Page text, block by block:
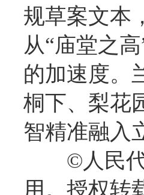
规草案文本
从“庙堂之
的加速度。
桐下、梨花
智精准融入
©人民
用。授权转